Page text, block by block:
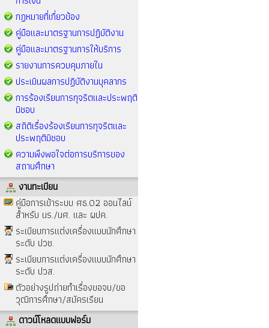
กฏหมายที่เกี่ยวข้อง
คู่มือและมาตรฐานการปฏิบัติงาน
คู่มือและมาตรฐานการให้บริการ
รายงานการควบคุมภายใน
ประเมินผลการปฏิบัติงานบุคลากร
การร้องเรียนการทุจริตและประพฤติ
มิชอบ
สถิติเรื่องร้องเรียนการทุจริตและ
ประพฤติมิชอบ
ความพึงพอใจต่อการบริการของ
สถานศึกษา
งานทะเบียน
คู่มือการเข้าระบบ ศธ.02 ออนไลน์
สำหรับ นร./นศ. และ ผปค.
ระเบียบการแต่งเครื่องแบบนักศึกษา
ระดับ ปวช.
ระเบียบการแต่งเครื่องแบบนักศึกษา
ระดับ ปวส.
ตัวอย่างรูปถ่ายทำเรื่องขอจบ/ขอ
วุฒิการศึกษา/สมัครเรียน
ดาวน์โหลดแบบฟอร์ม